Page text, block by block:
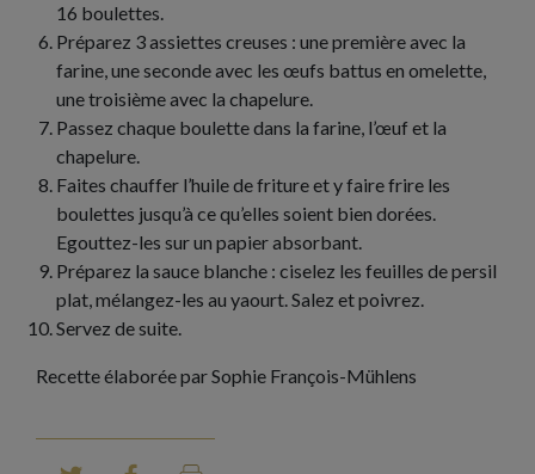
16 boulettes.
Préparez 3 assiettes creuses : une première avec la
farine, une seconde avec les œufs battus en omelette,
une troisième avec la chapelure.
Passez chaque boulette dans la farine, l’œuf et la
chapelure.
Faites chauffer l’huile de friture et y faire frire les
boulettes jusqu’à ce qu’elles soient bien dorées.
Egouttez-les sur un papier absorbant.
Préparez la sauce blanche : ciselez les feuilles de persil
plat, mélangez-les au yaourt. Salez et poivrez.
Servez de suite.
Recette élaborée par Sophie François-Mühlens